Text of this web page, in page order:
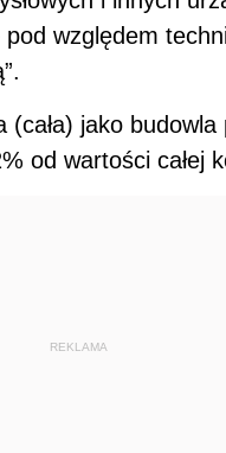
względem
jako budowla
od wartości całej
REKLAMA